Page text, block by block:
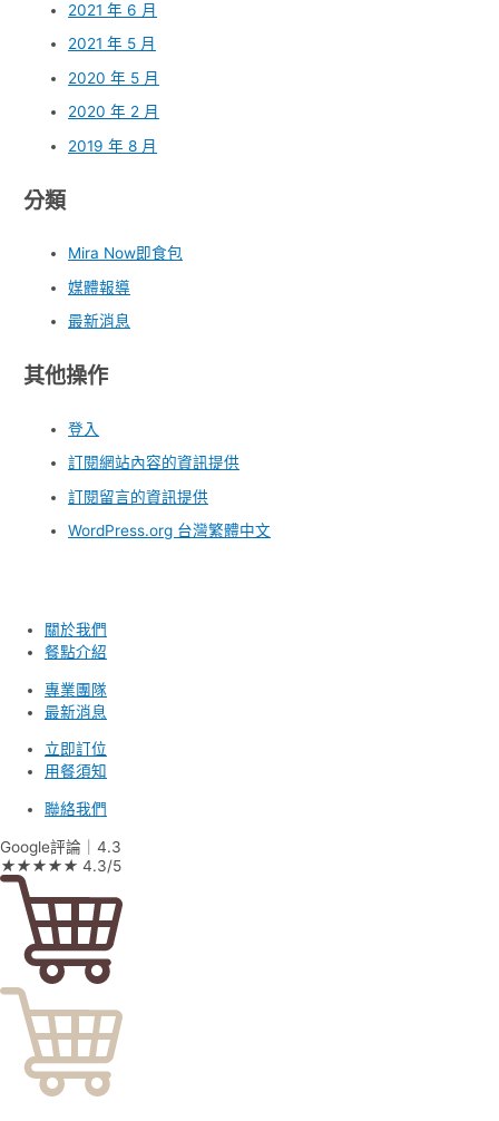
2021 年 6 月
2021 年 5 月
2020 年 5 月
2020 年 2 月
2019 年 8 月
分類
Mira Now即食包
媒體報導
最新消息
其他操作
登入
訂閱網站內容的資訊提供
訂閱留言的資訊提供
WordPress.org 台灣繁體中文
關於我們
餐點介紹
專業團隊
最新消息
立即訂位
用餐須知
聯絡我們
Google評論｜4.3
★★★★★ 4.3/5